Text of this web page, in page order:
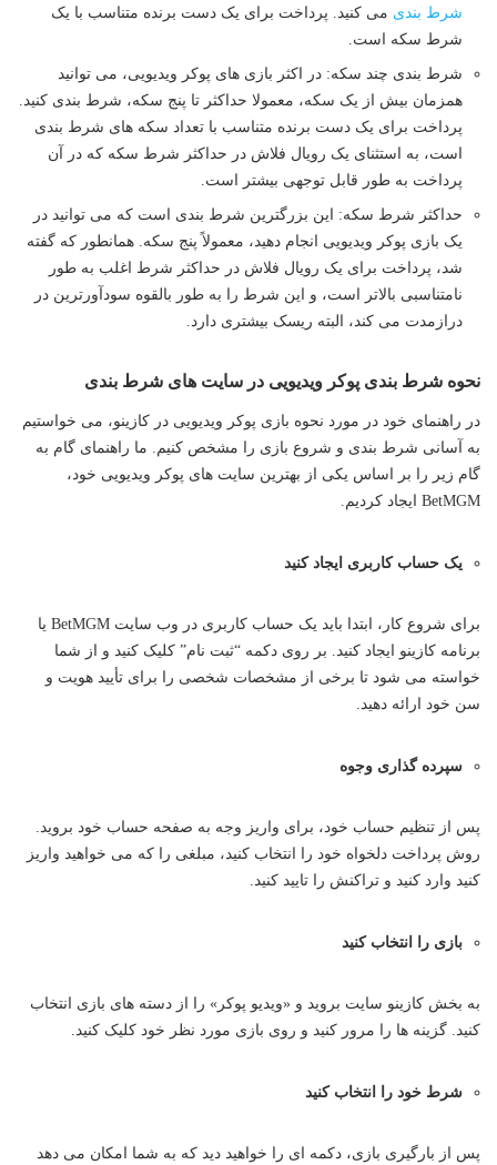
شرط بندی می کنید. پرداخت برای یک دست برنده متناسب با یک
شرط سکه است.
شرط بندی چند سکه: در اکثر بازی های پوکر ویدیویی، می توانید
همزمان بیش از یک سکه، معمولا حداکثر تا پنج سکه، شرط بندی کنید.
پرداخت برای یک دست برنده متناسب با تعداد سکه های شرط بندی
است، به استثنای یک رویال فلاش در حداکثر شرط سکه که در آن
پرداخت به طور قابل توجهی بیشتر است.
حداکثر شرط سکه: این بزرگترین شرط بندی است که می توانید در
یک بازی پوکر ویدیویی انجام دهید، معمولاً پنج سکه. همانطور که گفته
شد، پرداخت برای یک رویال فلاش در حداکثر شرط اغلب به طور
نامتناسبی بالاتر است، و این شرط را به طور بالقوه سودآورترین در
درازمدت می کند، البته ریسک بیشتری دارد.
نحوه شرط بندی پوکر ویدیویی در سایت های شرط بندی
در راهنمای خود در مورد نحوه بازی پوکر ویدیویی در کازینو، می خواستیم
به آسانی شرط بندی و شروع بازی را مشخص کنیم. ما راهنمای گام به
گام زیر را بر اساس یکی از بهترین سایت های پوکر ویدیویی خود،
BetMGM ایجاد کردیم.
یک حساب کاربری ایجاد کنید
برای شروع کار، ابتدا باید یک حساب کاربری در وب سایت BetMGM یا
برنامه کازینو ایجاد کنید. بر روی دکمه “ثبت نام” کلیک کنید و از شما
خواسته می شود تا برخی از مشخصات شخصی را برای تأیید هویت و
سن خود ارائه دهید.
سپرده گذاری وجوه
پس از تنظیم حساب خود، برای واریز وجه به صفحه حساب خود بروید.
روش پرداخت دلخواه خود را انتخاب کنید، مبلغی را که می خواهید واریز
کنید وارد کنید و تراکنش را تایید کنید.
بازی را انتخاب کنید
به بخش کازینو سایت بروید و «ویدیو پوکر» را از دسته های بازی انتخاب
کنید. گزینه ها را مرور کنید و روی بازی مورد نظر خود کلیک کنید.
شرط خود را انتخاب کنید
پس از بارگیری بازی، دکمه ای را خواهید دید که به شما امکان می دهد